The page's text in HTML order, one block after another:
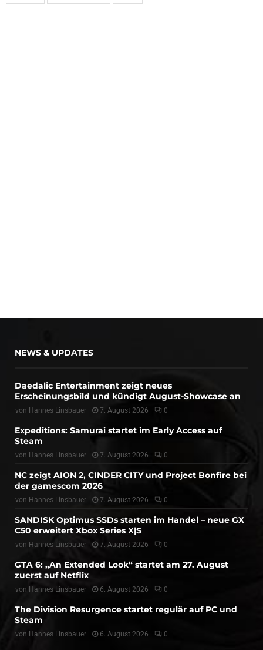
NEWS & UPDATES
Daedalic Entertainment zeigt neues
Erscheinungsbild und kündigt August-Showcase an
von Hannes Linsbauer 7. August 2026 0
Expeditions: Samurai startet im Early Access auf
Steam
von Hannes Linsbauer 7. August 2026 0
NC zeigt AION 2, CINDER CITY und Project Bonfire bei
der gamescom 2026
von Hannes Linsbauer 7. August 2026 0
SANDISK Optimus SSDs starten im Handel – neue GX
C50 erweitert Xbox Series X|S
von Hannes Linsbauer 7. August 2026 0
GTA 6: „An Extended Look“ startet am 27. August
zuerst auf Netflix
von Hannes Linsbauer 6. August 2026 0
The Division Resurgence startet regulär auf PC und
Steam
von Hannes Linsbauer 6. August 2026 0